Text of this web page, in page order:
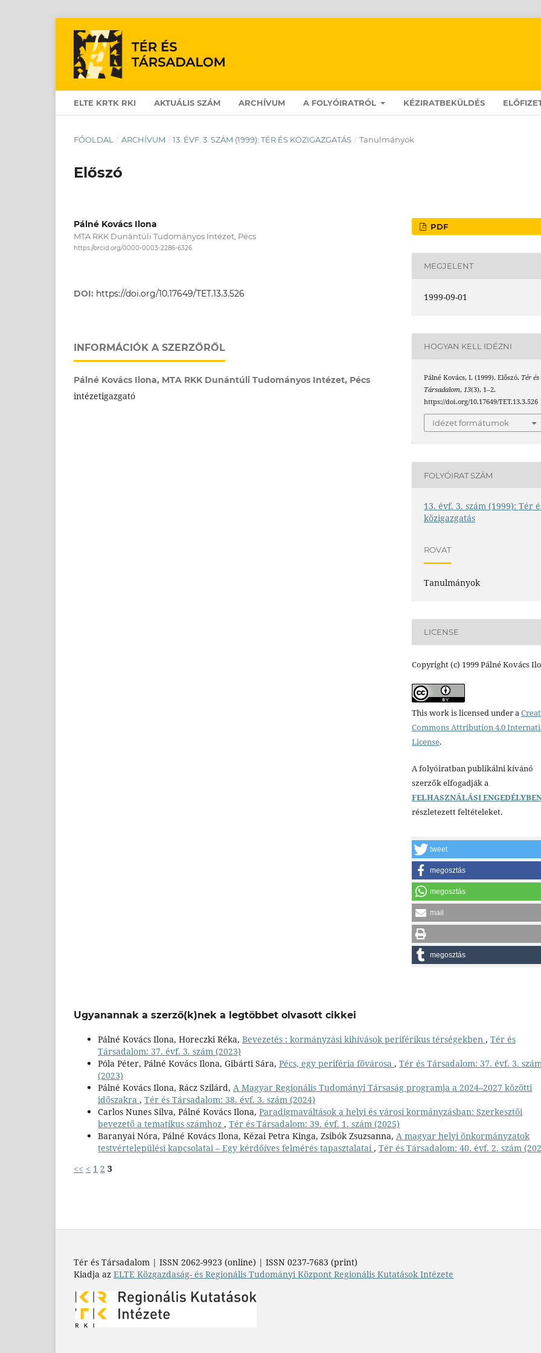
ELTE KRTK RKI AKTUÁLIS SZÁM ARCHÍVUM A FOLYÓIRATRÓL KÉZIRATBEKÜLDÉS
FŐOLDAL / ARCHÍVUM / 13. ÉVF. 3. SZÁM (1999): TÉR ÉS KÖZIGAZGATÁS / Tanulmányok
Előszó
Pálné Kovács Ilona
MTA RKK Dunántúli Tudományos Intézet, Pécs
https://orcid.org/0000-0003-2286-6326
DOI: https://doi.org/10.17649/TET.13.3.526
INFORMÁCIÓK A SZERZŐRŐL
Pálné Kovács Ilona, MTA RKK Dunántúli Tudományos Intézet, Pécs
intézetigazgató
PDF
MEGJELENT
1999-09-01
HOGYAN KELL IDÉZNI
Pálné Kovács, I. (1999). Előszó. Tér és
Társadalom,13(3), 1–2.
https://doi.org/10.17649/TET.13.3.526
Idézet formátumok
FOLYÓIRAT SZÁM
13. évf. 3. szám (1999): Tér
közigazgatás
ROVAT
Tanulmányok
LICENSE
Copyright (c) 1999 Pálné Kovács
This work is licensed under a
Commons Attribution 4.0
License.
A folyóiratban publikálni kívánó
szerzők elfogadják a
FELHASZNÁLÁSI
részletezett feltételeket.
tweet
megosztás
megosztás
mail
megosztás
Ugyanannak a szerző(k)nek a legtöbbet olvasott cikkei
Pálné Kovács Ilona, Horeczki Réka, Bevezetés : kormányzási kihívások periférikus térségekben , Tér és
Társadalom: 37. évf. 3. szám (2023)
Póla Péter, Pálné Kovács Ilona, Gibárti Sára, Pécs, egy periféria fővárosa , Tér és Társadalom: 37. évf. 3.
(2023)
Pálné Kovács Ilona, Rácz Szilárd, A Magyar Regionális Tudományi Társaság programja a 2024–2027 közötti
időszakra , Tér és Társadalom: 38. évf. 3. szám (2024)
Carlos Nunes Silva, Pálné Kovács Ilona, Paradigmaváltások a helyi és városi kormányzásban: Szerkesztői
bevezető a tematikus számhoz , Tér és Társadalom: 39. évf. 1. szám (2025)
Baranyai Nóra, Pálné Kovács Ilona, Kézai Petra Kinga, Zsibók Zsuzsanna, A magyar helyi önkormányzatok
testvértelepülési kapcsolatai – Egy kérdőíves felmérés tapasztalatai , Tér és Társadalom: 40. évf. 2. szám
<< < 1 2 3
Tér és Társadalom | ISSN 2062-9923 (online) | ISSN 0237-7683 (print)
Kiadja az ELTE Közgazdaság- és Regionális Tudományi Központ Regionális Kutatások Intézete